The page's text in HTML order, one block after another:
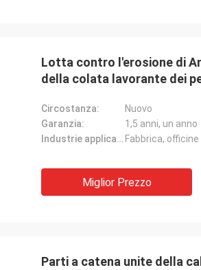
Lotta contro l'erosione di
della colata lavorante dei
Circostanza:
Nuovo
Garanzia:
1,5 anni, un anno
Industrie applicabili: Fabbrica,
Miglior Prezzo
Parti a catena unite della